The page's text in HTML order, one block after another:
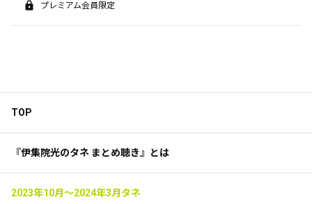
プレミアム会員限定
TOP
『伊集院光のタネ まとめ聴き』とは
2023年10月～2024年3月タネ